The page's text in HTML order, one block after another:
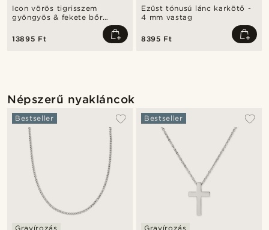
Icon vörös tigrisszem
gyöngyös & fekete bőr
13895 Ft
Ezüst tónusú lánc karkötő -
4 mm vastag
8395 Ft
Népszerű nyakláncok
Bestseller
Gravírozás
Bestseller
Gravírozás